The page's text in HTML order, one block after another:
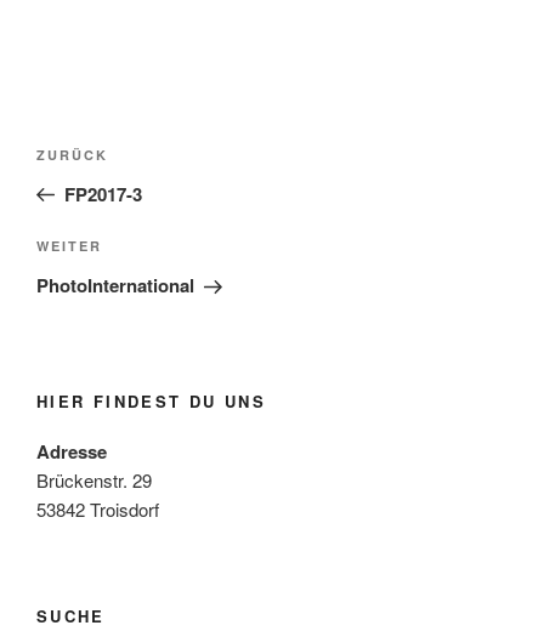
Beitragsnavigation
Vorheriger
Beitrag
ZURÜCK
FP2017-3
Nächster
Beitrag
WEITER
PhotoInternational
HIER FINDEST DU UNS
Adresse
Brückenstr. 29
53842 Troisdorf
SUCHE